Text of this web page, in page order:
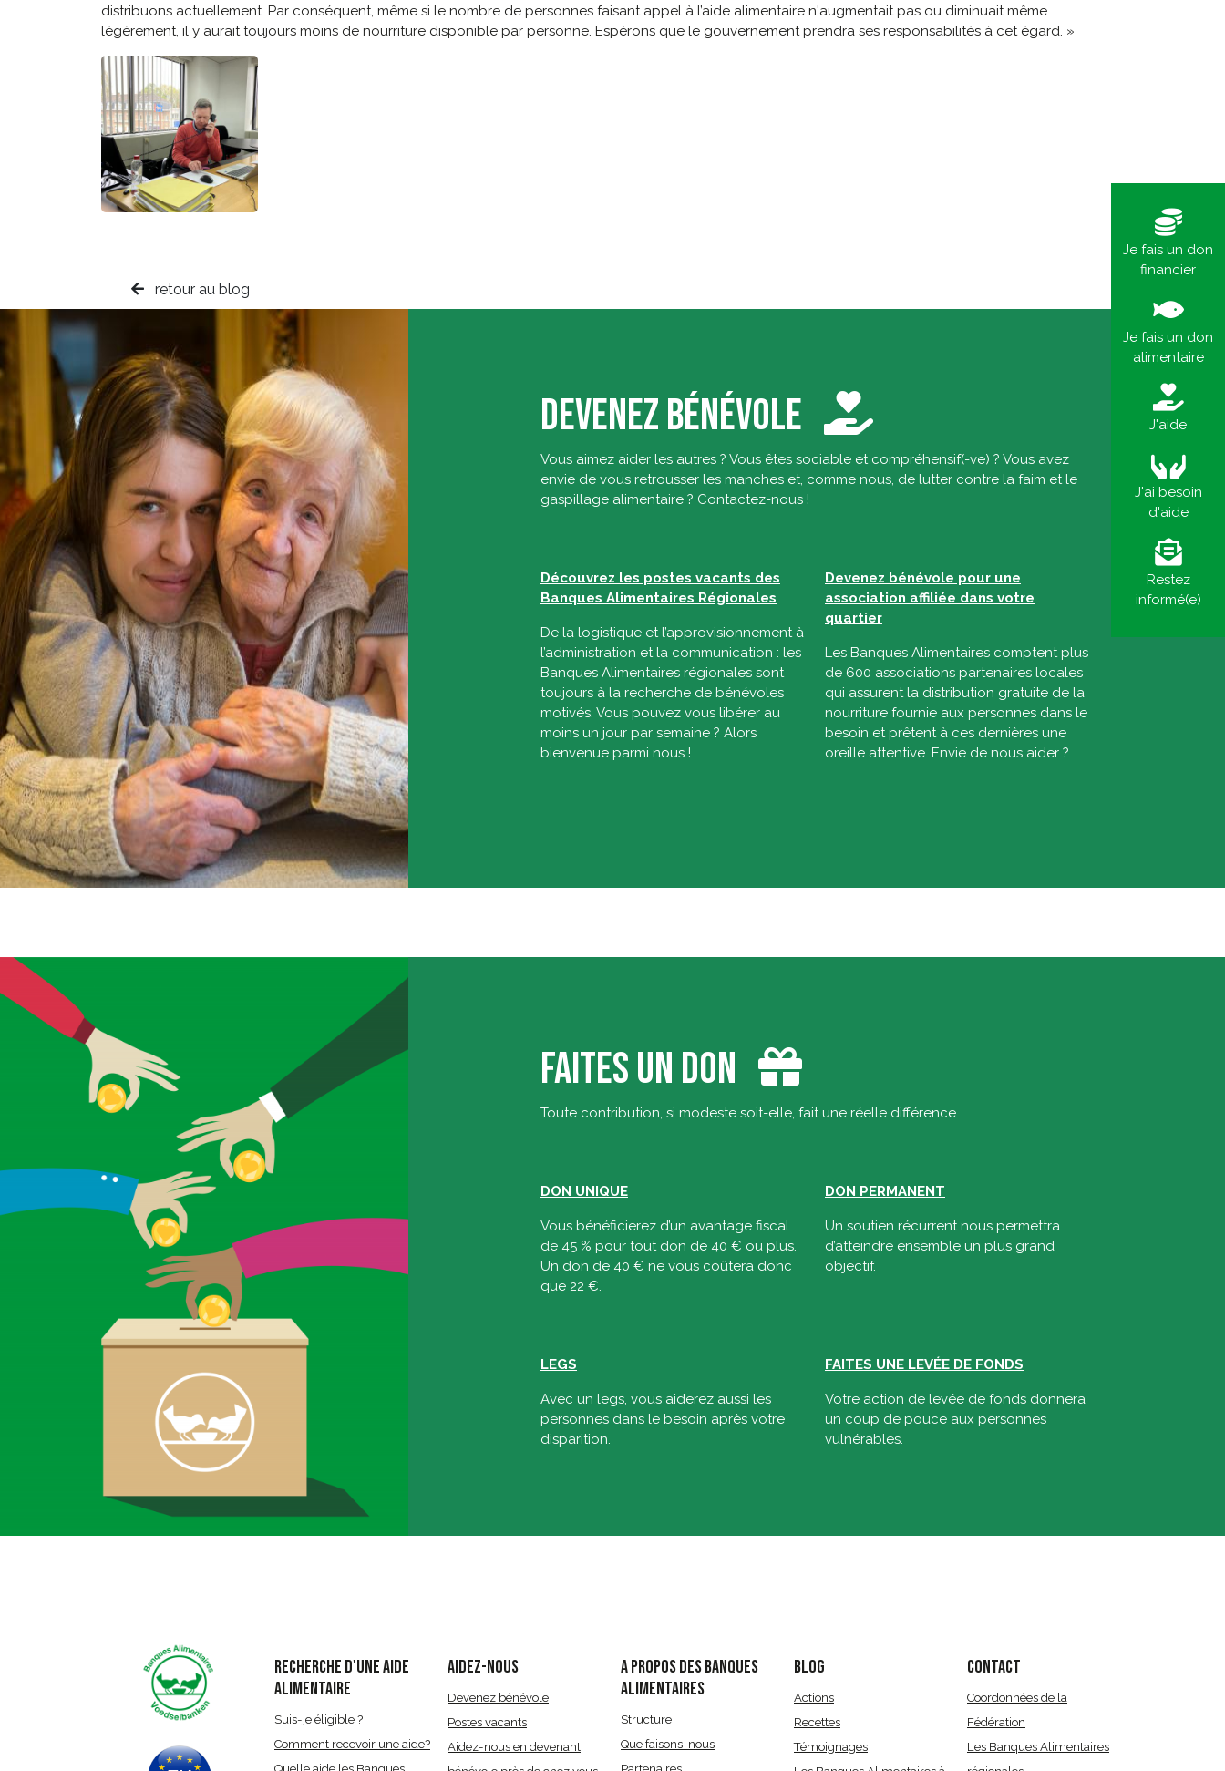
Je fais un don
financier
Je fais un don
alimentaire
J'aide
J'ai besoin
d'aide
Restez
informé(e)
distribuons actuellement. Par conséquent, même si le nombre de personnes faisant appel à l’aide alimentaire n'augmentait pas ou diminuait même
légèrement, il y aurait toujours moins de nourriture disponible par personne. Espérons que le gouvernement prendra ses responsabilités à cet égard. »
retour au blog
DEVENEZ BÉNÉVOLE
Vous aimez aider les autres ? Vous êtes sociable et compréhensif(-ve) ? Vous avez
envie de vous retrousser les manches et, comme nous, de lutter contre la faim et le
gaspillage alimentaire ? Contactez-nous !
Découvrez les postes vacants des
Banques Alimentaires Régionales
De la logistique et l’approvisionnement à
l’administration et la communication : les
Banques Alimentaires régionales sont
toujours à la recherche de bénévoles
motivés. Vous pouvez vous libérer au
moins un jour par semaine ? Alors
bienvenue parmi nous !
Devenez bénévole pour une
association affiliée dans votre
quartier
Les Banques Alimentaires comptent plus
de 600 associations partenaires locales
qui assurent la distribution gratuite de la
nourriture fournie aux personnes dans le
besoin et prêtent à ces dernières une
oreille attentive. Envie de nous aider ?
FAITES UN DON
Toute contribution, si modeste soit-elle, fait une réelle différence.
DON UNIQUE
Vous bénéficierez d’un avantage fiscal
de 45 % pour tout don de 40 € ou plus.
Un don de 40 € ne vous coûtera donc
que 22 €.
DON PERMANENT
Un soutien récurrent nous permettra
d’atteindre ensemble un plus grand
objectif.
LEGS
Avec un legs, vous aiderez aussi les
personnes dans le besoin après votre
disparition.
FAITES UNE LEVÉE DE FONDS
Votre action de levée de fonds donnera
un coup de pouce aux personnes
vulnérables.
RECHERCHE D'UNE AIDE
ALIMENTAIRE
Suis-je éligible ?
Comment recevoir une aide?
AIDEZ-NOUS
Devenez bénévole
Postes vacants
Aidez-nous en devenant
A PROPOS DES BANQUES
ALIMENTAIRES
Structure
Que faisons-nous
BLOG
Actions
Recettes
Témoignages
CONTACT
Coordonnées de la
Fédération
Les Banques Alimentaires